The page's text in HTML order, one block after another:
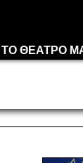
ΤΟ ΘΕΑΤΡΟ